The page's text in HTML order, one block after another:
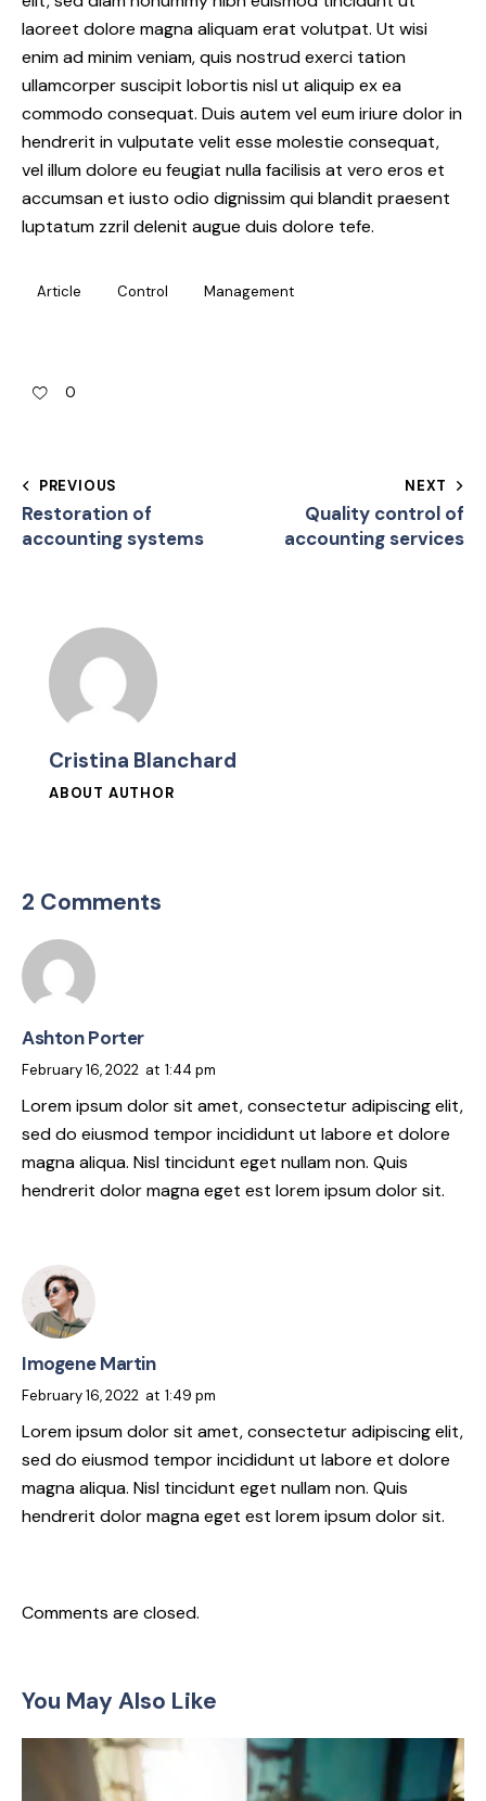
laoreet dolore magna aliquam erat volutpat. Ut wisi
enim ad minim veniam, quis nostrud exerci tation
ullamcorper suscipit lobortis nisl ut aliquip ex ea
commodo consequat. Duis autem vel eum iriure dolor in
hendrerit in vulputate velit esse molestie consequat,
vel illum dolore eu feugiat nulla facilisis at vero eros et
accumsan et iusto odio dignissim qui blandit praesent
luptatum zzril delenit augue duis dolore tefe.
Article Control Management
0
PREVIOUS
Restoration of
accounting systems
NEXT
Quality control of
accounting services
Cristina Blanchard
ABOUT AUTHOR
2 Comments
Ashton Porter
February 16, 2022 at 1:44 pm
Lorem ipsum dolor sit amet, consectetur adipiscing elit,
sed do eiusmod tempor incididunt ut labore et dolore
magna aliqua. Nisl tincidunt eget nullam non. Quis
hendrerit dolor magna eget est lorem ipsum dolor sit.
Imogene Martin
February 16, 2022 at 1:49 pm
Lorem ipsum dolor sit amet, consectetur adipiscing elit,
sed do eiusmod tempor incididunt ut labore et dolore
magna aliqua. Nisl tincidunt eget nullam non. Quis
hendrerit dolor magna eget est lorem ipsum dolor sit.
Comments are closed.
You May Also Like